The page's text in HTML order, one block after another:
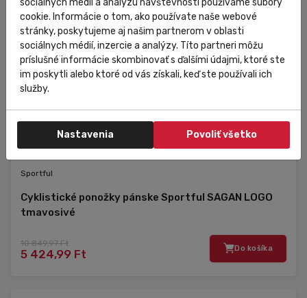
Raktáron Kedvezmény Eladás
Sportful
Cyklistické ponožky pánske Sportful SAGAN LOGO
tmavosivé
10 849,97 Ft
5 424,99 Ft Do košíka
cookie. Informácie o tom, ako používate naše webové
stránky, poskytujeme aj našim partnerom v oblasti
sociálnych médií, inzercie a analýzy. Títo partneri môžu
príslušné informácie skombinovať s ďalšími údajmi, ktoré ste
im poskytli alebo ktoré od vás získali, keď ste používali ich
služby.
Nastavenia Povoliť všetko